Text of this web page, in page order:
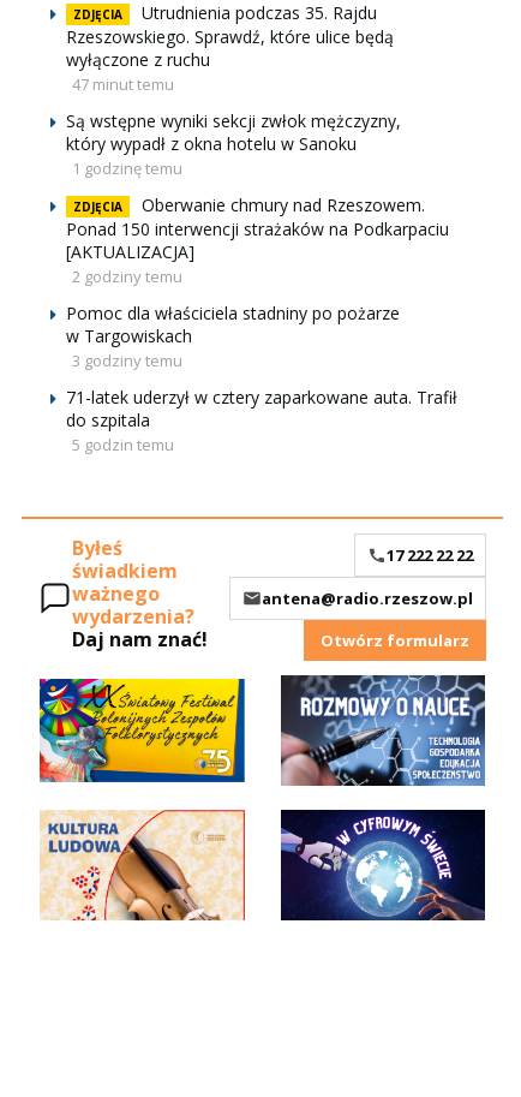
ZDJĘCIA
Utrudnienia podczas 35. Rajdu
Rzeszowskiego. Sprawdź, które ulice będą
wyłączone z ruchu
47 minut temu
Są wstępne wyniki sekcji zwłok mężczyzny,
który wypadł z okna hotelu w Sanoku
1 godzinę temu
ZDJĘCIA
Oberwanie chmury nad Rzeszowem.
Ponad 150 interwencji strażaków na Podkarpaciu
[AKTUALIZACJA]
2 godziny temu
Pomoc dla właściciela stadniny po pożarze
w Targowiskach
3 godziny temu
71-latek uderzył w cztery zaparkowane auta. Trafił
do szpitala
5 godzin temu
Byłeś
świadkiem
ważnego
wydarzenia?
Daj nam znać!
17 222 22 22
antena@radio.rzeszow.pl
Otwórz formularz